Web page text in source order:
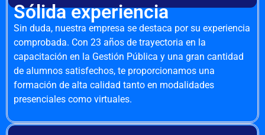
Sólida experiencia
Sin duda, nuestra empresa se destaca por su experiencia
comprobada. Con 23 años de trayectoria en la
capacitación en la Gestión Pública y una gran cantidad
de alumnos satisfechos, te proporcionamos una
formación de alta calidad tanto en modalidades
presenciales como virtuales.